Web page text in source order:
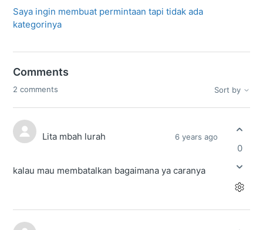
Saya ingin membuat permintaan tapi tidak ada
kategorinya
Comments
2 comments Sort by
Lita mbah lurah 6 years ago
kalau mau membatalkan bagaimana ya caranya
0